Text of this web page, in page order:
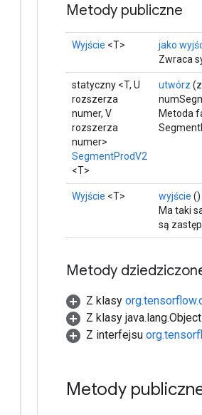
Metody publiczne
Wyjście <T> jako
Zwraca
statyczny <T, U
rozszerza
numer, V
rozszerza
numer>
SegmentProdV2
<T>
utwórz
Metoda
Wyjście <T> wyjście ()
Ma taki
są
Metody
Z klasy
Z klasy java.lang.Object
Z interfejsu
Metody